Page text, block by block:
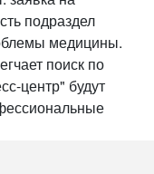
подраздел
медицины.
поиск по
центр" будут